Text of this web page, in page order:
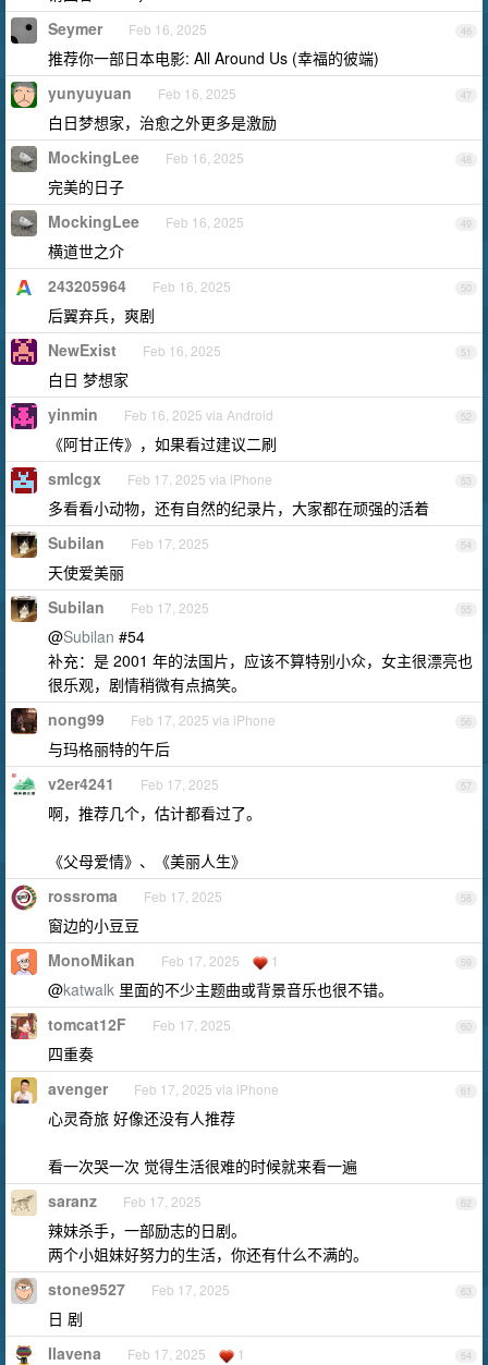
46
Seymer Feb 16, 2025
推荐你一部日本电影: All Around Us (幸福的彼端)
47
yunyuyuan Feb 16, 2025
白日梦想家，治愈之外更多是激励
48
MockingLee Feb 16, 2025
完美的日子
49
MockingLee Feb 16, 2025
横道世之介
50
243205964 Feb 16, 2025
后翼弃兵，爽剧
51
NewExist Feb 16, 2025
白日 梦想家
52
yinmin Feb 16, 2025 via Android
《阿甘正传》，如果看过建议二刷
53
smlcgx Feb 17, 2025 via iPhone
多看看小动物，还有自然的纪录片，大家都在顽强的活着
54
Subilan Feb 17, 2025
天使爱美丽
55
Subilan Feb 17, 2025
@Subilan #54
补充：是 2001 年的法国片，应该不算特别小众，女主很漂亮也
很乐观，剧情稍微有点搞笑。
56
nong99 Feb 17, 2025 via iPhone
与玛格丽特的午后
57
v2er4241 Feb 17, 2025
啊，推荐几个，估计都看过了。
《父母爱情》、《美丽人生》
58
rossroma Feb 17, 2025
窗边的小豆豆
59
MonoMikan Feb 17, 2025 1
@katwalk 里面的不少主题曲或背景音乐也很不错。
60
tomcat12F Feb 17, 2025
四重奏
61
avenger Feb 17, 2025 via iPhone
心灵奇旅 好像还没有人推荐
看一次哭一次 觉得生活很难的时候就来看一遍
62
saranz Feb 17, 2025
辣妹杀手，一部励志的日剧。
两个小姐妹好努力的生活，你还有什么不满的。
63
stone9527 Feb 17, 2025
日 剧
64
Ilavena Feb 17, 2025 1